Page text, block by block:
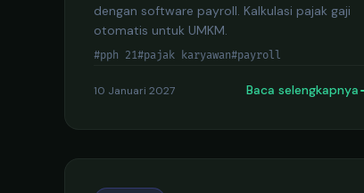
dengan software payroll. Kalkulasi pajak gaji
otomatis untuk UMKM.
#pph 21#pajak karyawan#payroll
10 Januari 2027 Baca selengkapnya